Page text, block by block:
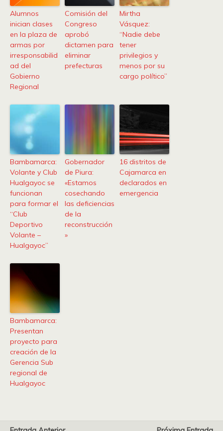
Alumnos
inician clases
en la plaza de
armas por
irresponsabilid
ad del
Gobierno
Regional
Comisión del
Congreso
aprobó
dictamen para
eliminar
prefecturas
Mirtha
Vásquez:
“Nadie debe
tener
privilegios y
menos por su
cargo político”
Bambamarca:
Volante y Club
Hualgayoc se
funcionan
para formar el
“Club
Deportivo
Volante –
Hualgayoc”
Gobernador
de Piura:
«Estamos
cosechando
las deficiencias
de la
reconstrucción
»
16 distritos de
Cajamarca en
declarados en
emergencia
Bambamarca:
Presentan
proyecto para
creación de la
Gerencia Sub
regional de
Hualgayoc